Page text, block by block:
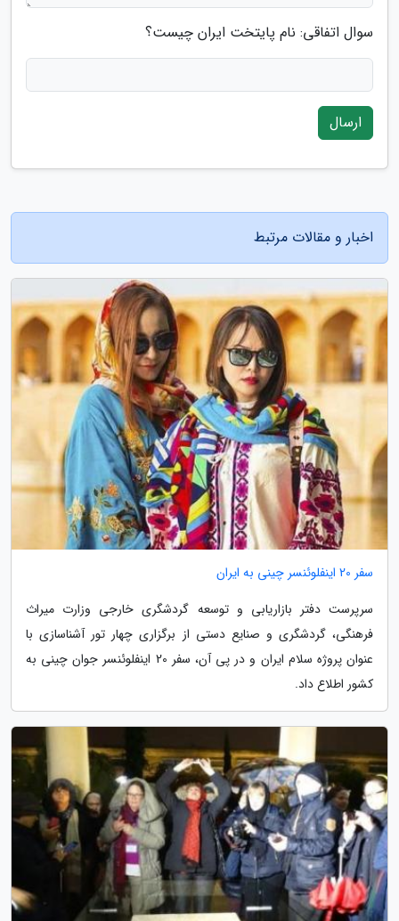
سوال اتفاقی: نام پایتخت ایران چیست؟
ارسال
اخبار و مقالات مرتبط
سفر 20 اینفلوئنسر چینی به ایران
سرپرست دفتر بازاریابی و توسعه گردشگری خارجی وزارت میراث
فرهنگی، گردشگری و صنایع دستی از برگزاری چهار تور آشناسازی با
عنوان پروژه سلام ایران و در پی آن، سفر 20 اینفلوئنسر جوان چینی به
کشور اطلاع داد.